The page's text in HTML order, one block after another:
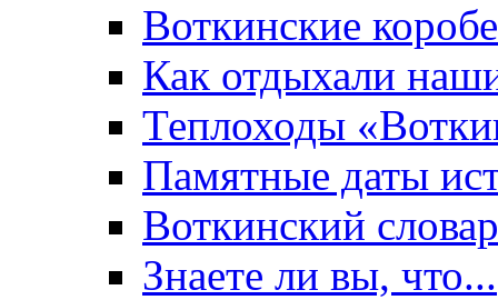
Воткинские
Как отдыхали
Теплоходы
Памятные даты
Воткинский
Знаете ли вы, что...